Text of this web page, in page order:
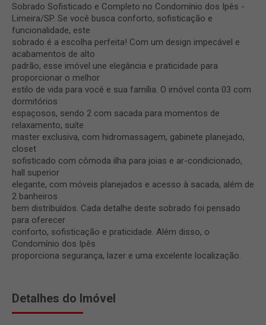
Sobrado Sofisticado e Completo no Condomínio dos Ipês -
Limeira/SP. Se você busca conforto, sofisticação e
funcionalidade, este
sobrado é a escolha perfeita! Com um design impecável e
acabamentos de alto
padrão, esse imóvel une elegância e praticidade para
proporcionar o melhor
estilo de vida para você e sua família. O imóvel conta 03 com
dormitórios
espaçosos, sendo 2 com sacada para momentos de
relaxamento, suíte
master exclusiva, com hidromassagem, gabinete planejado,
closet
sofisticado com cômoda ilha para joias e ar-condicionado,
hall superior
elegante, com móveis planejados e acesso à sacada, além de
2 banheiros
bem distribuídos. Cada detalhe deste sobrado foi pensado
para oferecer
conforto, sofisticação e praticidade. Além disso, o
Condomínio dos Ipês
proporciona segurança, lazer e uma excelente localização.
Detalhes do Imóvel